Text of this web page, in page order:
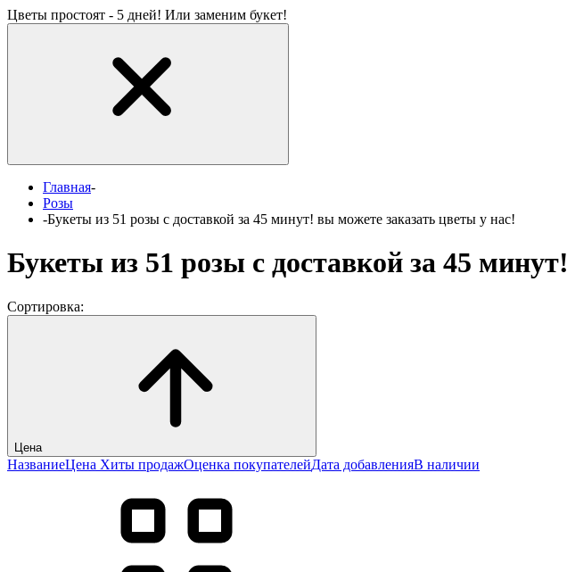
Цветы простоят - 5 дней! Или заменим букет!
Главная-
Розы
-Букеты из 51 розы с доставкой за 45 минут! вы можете заказать цветы у нас!
Букеты из 51 розы с доставкой за 45
Сортировка:
Цена
НазваниеЦена Хиты продажОценка покупателейДата добавленияВ наличии